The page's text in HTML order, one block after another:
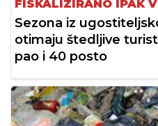
FISKALIZIRANO IPAK
Sezona iz
otimaju štedljive
pao i 40 posto